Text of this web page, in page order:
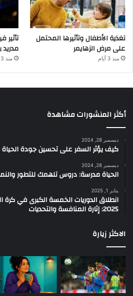
تغذية الأطفال وتأثيرها المحتمل
على مرض الزهايمر
منذ 3 أيام منذ 3 أيام
أكثر المنشورات مشاهدة
ديسمبر 28, 2024
كيف يؤثر السفر على تحسين جودة
ديسمبر 28, 2024
الحياة مدرسة: دروس تلهمك للتطور
يناير 1, 2025
انطلاق الدوريات الخمسة الكبرى في كرة
2025: إثارة المنافسة والتحديات
الاكثر زيارة